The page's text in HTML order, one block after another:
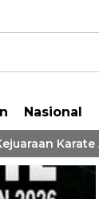
Nasional
Karate